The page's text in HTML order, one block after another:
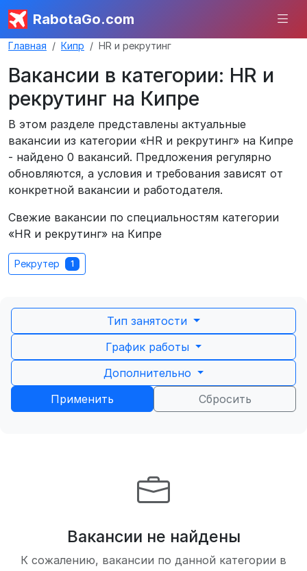
RabotaGo.com
Главная Кипр HR и рекрутинг
Вакансии в категории: HR и
рекрутинг на Кипре
В этом разделе представлены актуальные
вакансии из категории «HR и рекрутинг» на Кипре
- найдено 0 вакансий. Предложения регулярно
обновляются, а условия и требования зависят от
конкретной вакансии и работодателя.
Свежие вакансии по специальностям категории
«HR и рекрутинг» на Кипре
Рекрутер 1
Тип занятости
График работы
Дополнительно
Применить
Сбросить
Вакансии не найдены
К сожалению, вакансии по данной категории в